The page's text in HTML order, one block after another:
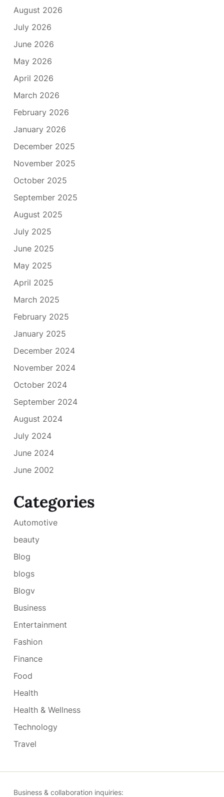
August 2026
July 2026
June 2026
May 2026
April 2026
March 2026
February 2026
January 2026
December 2025
November 2025
October 2025
September 2025
August 2025
July 2025
June 2025
May 2025
April 2025
March 2025
February 2025
January 2025
December 2024
November 2024
October 2024
September 2024
August 2024
July 2024
June 2024
June 2002
Categories
Automotive
beauty
Blog
blogs
Blogv
Business
Entertainment
Fashion
Finance
Food
Health
Health & Wellness
Technology
Travel
Business & collaboration inquiries: